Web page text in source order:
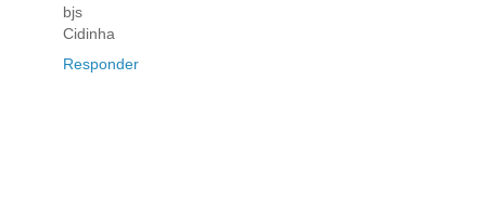
bjs
Cidinha
Responder